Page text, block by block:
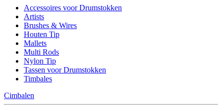
Accessoires voor Drumstokken
Artists
Brushes & Wires
Houten Tip
Mallets
Multi Rods
Nylon Tip
Tassen voor Drumstokken
Timbales
Cimbalen